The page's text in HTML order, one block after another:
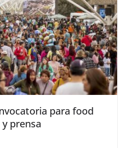
para food
prensa